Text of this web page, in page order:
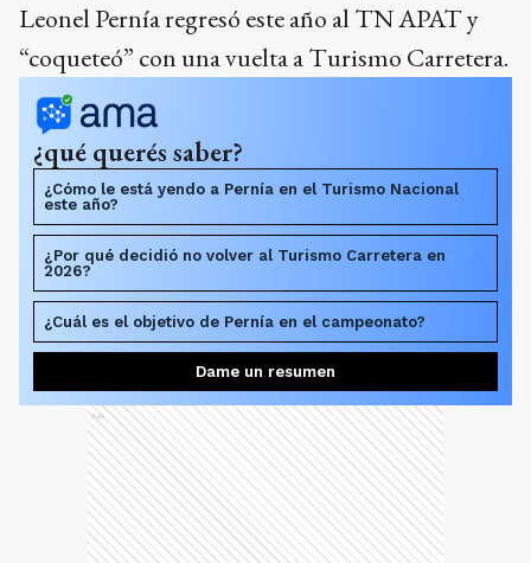
Leonel Pernía regresó este año al TN APAT y
“coqueteó” con una vuelta a Turismo Carretera.
¿qué querés saber?
¿Cómo le está yendo a Pernía en el Turismo Nacional
este año?
¿Por qué decidió no volver al Turismo Carretera en
2026?
¿Cuál es el objetivo de Pernía en el campeonato?
Dame un resumen
Ads